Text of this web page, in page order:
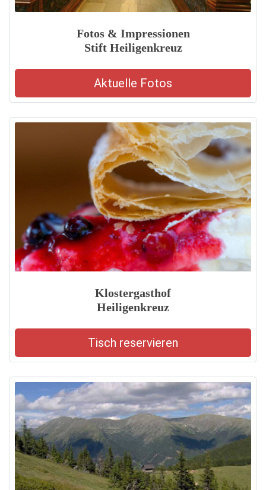
Fotos & Impressionen
Stift Heiligenkreuz
Aktuelle Fotos
Klostergasthof
Heiligenkreuz
Tisch reservieren